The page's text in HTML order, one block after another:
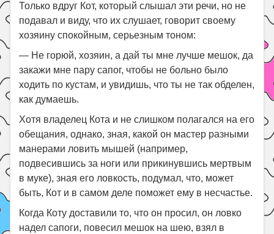
Только вдруг Кот, который слышал эти речи, но не
подавал и виду, что их слушает, говорит своему
хозяину спокойным, серьезным тоном:
— Не горюй, хозяин, а дай ты мне лучше мешок, да
закажи мне пару сапог, чтобы не больно было
ходить по кустам, и увидишь, что ты не так обделен,
как думаешь.
Хотя владелец Кота и не слишком полагался на его
обещания, однако, зная, какой он мастер разными
манерами ловить мышей (например,
подвесившись за ноги или прикинувшись мертвым
в муке), зная его ловкость, подумал, что, может
быть, Кот и в самом деле поможет ему в несчастье.
Когда Коту доставили то, что он просил, он ловко
надел сапоги, повесил мешок на шею, взял в